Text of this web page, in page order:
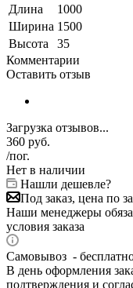
Длина
1000
Ширина 1500
Высота
35
Комментарии
Оставить отзыв
Загрузка отзывов...
360 руб.
/пог.
Нет в наличии
Нашли дешевле?
Под заказ, цена по
Наши менеджеры
условия заказа
Самовывоз -
В день оформления
подтверждения и